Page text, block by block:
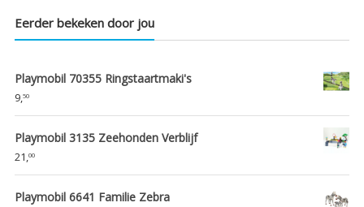
Eerder bekeken door jou
Playmobil 70355 Ringstaartmaki's
9,50
Playmobil 3135 Zeehonden Verblijf
21,00
Playmobil 6641 Familie Zebra